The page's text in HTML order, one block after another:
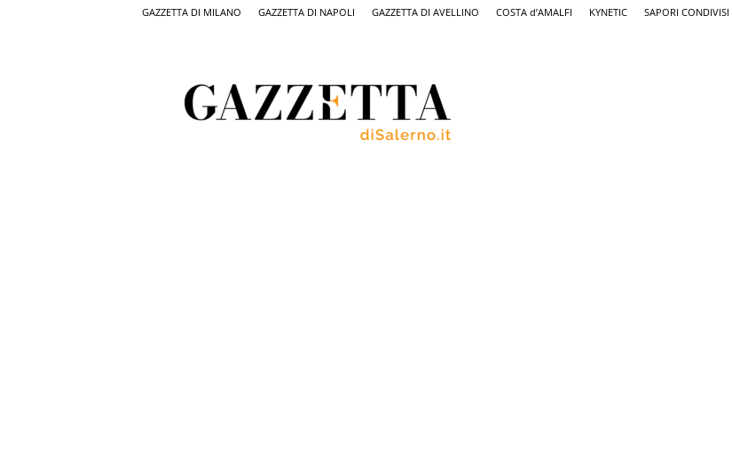
GAZZETTA DI MILANO GAZZETTA DI NAPOLI GAZZETTA DI AVELLINO COSTA d’AMALFI KYNETIC SAPORI CONDIVISI
Salerno,
il
quotidiano